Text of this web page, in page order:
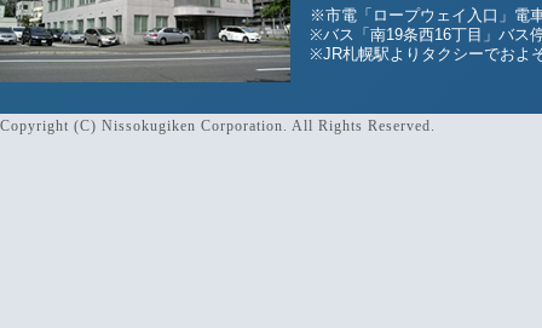
※市電「ロープウェイ入口」電
※バス「南19条西16丁目」バス
※JR札幌駅よりタクシーでおよ
Copyright (C) Nissokugiken Corporation. All Rights Reserved.